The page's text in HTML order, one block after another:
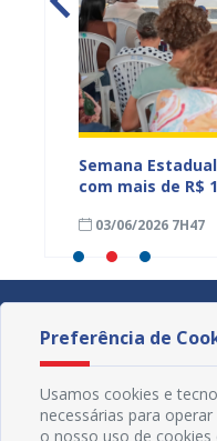
Semana
com mais de R$
03/06/2026 7H47
Preferência de
Usamos cookies e
necessárias para
o nosso uso de